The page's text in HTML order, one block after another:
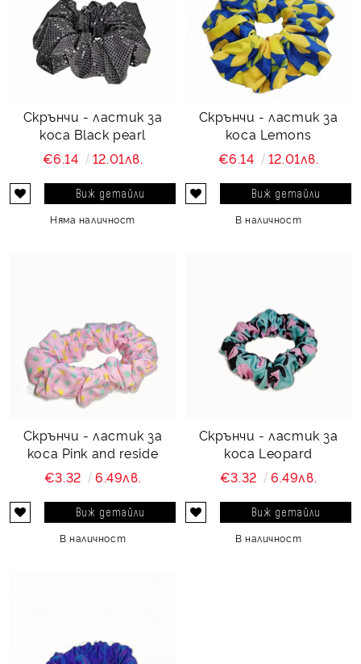
Скрънчи - ластик за
коса Black pearl
€6.14
12.01лв.
Виж детайли
Няма наличност
Скрънчи - ластик за
коса Lemons
€6.14
12.01лв.
Виж детайли
В наличност
Скрънчи - ластик за
коса Pink and reside
€3.32
6.49лв.
Виж детайли
В наличност
Скрънчи - ластик за
коса Leopard
€3.32
6.49лв.
Виж детайли
В наличност